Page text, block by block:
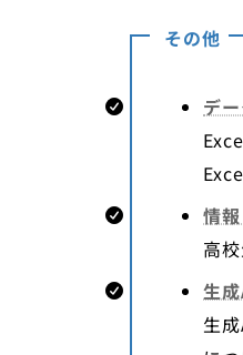
その他
デ
情
高
生
生